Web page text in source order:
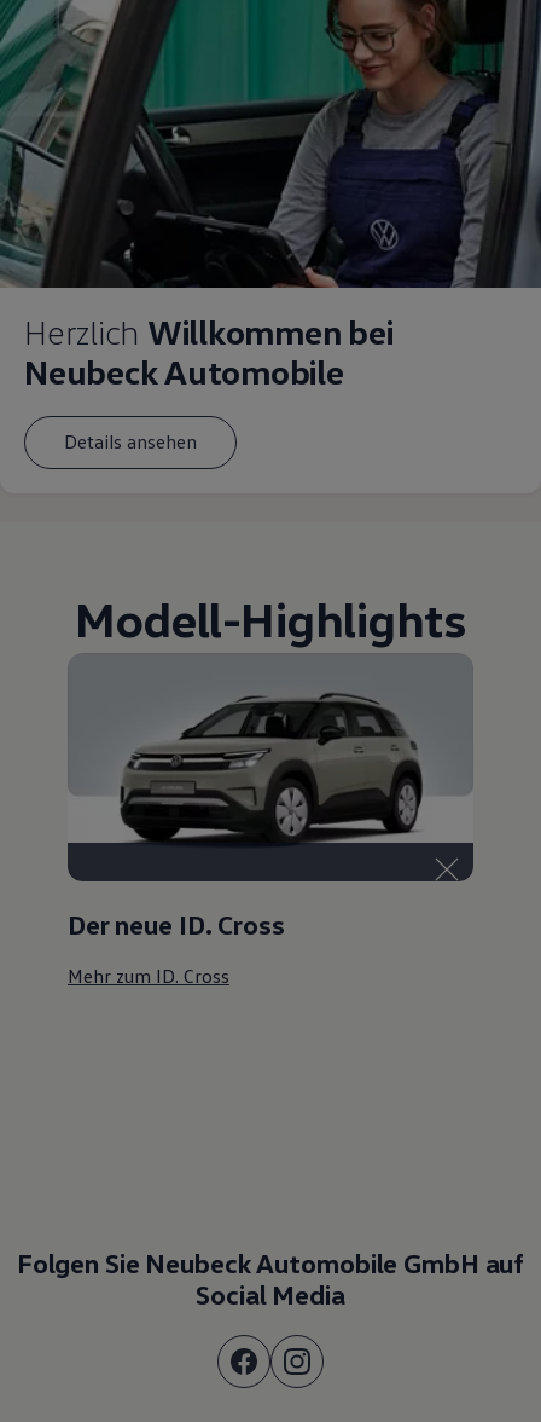
Herzlich Willkommen bei
Neubeck Automobile
Details ansehen
Modell-Highlights
Der neue ID. Cross
Mehr zum ID. Cross
Folgen Sie Neubeck Automobile GmbH auf
Social Media